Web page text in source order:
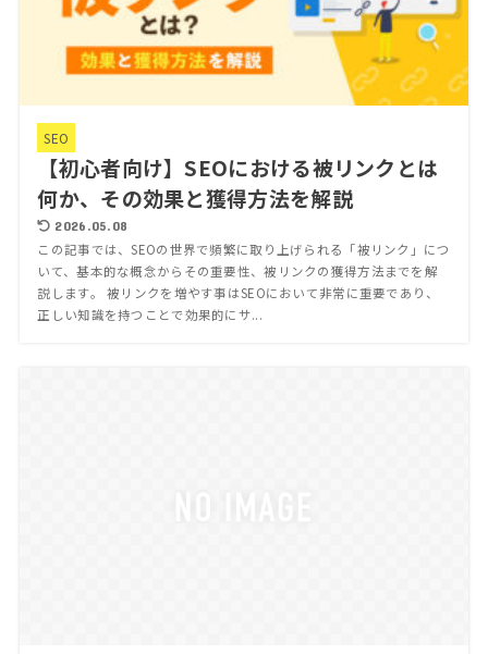
SEO
【初心者向け】SEOにおける被リンクとは
何か、その効果と獲得方法を解説
2026.05.08
この記事では、SEOの世界で頻繁に取り上げられる「被リンク」につ
いて、基本的な概念からその重要性、被リンクの獲得方法までを解
説します。 被リンクを増やす事はSEOにおいて非常に重要であり、
正しい知識を持つことで効果的にサ...